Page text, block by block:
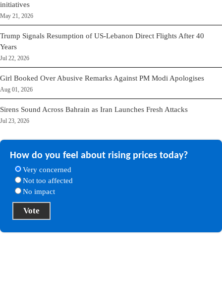
initiatives
May 21, 2026
Trump Signals Resumption of US-Lebanon Direct Flights After 40
Years
Jul 22, 2026
Girl Booked Over Abusive Remarks Against PM Modi Apologises
Aug 01, 2026
Sirens Sound Across Bahrain as Iran Launches Fresh Attacks
Jul 23, 2026
How do you feel about rising prices today?
Very concerned
Not too affected
No impact